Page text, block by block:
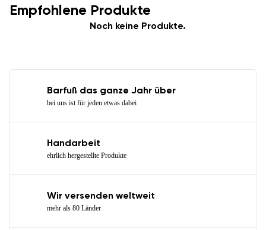
Empfohlene Produkte
Noch keine Produkte.
Barfuß das ganze Jahr über
bei uns ist für jeden etwas dabei
Handarbeit
ehrlich hergestellte Produkte
Wir versenden weltweit
mehr als 80 Länder